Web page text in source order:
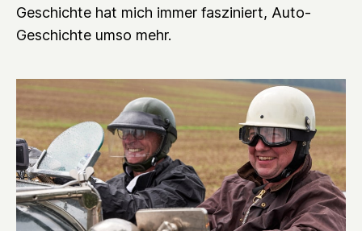
Geschichte hat mich immer fasziniert, Auto-
Geschichte umso mehr.